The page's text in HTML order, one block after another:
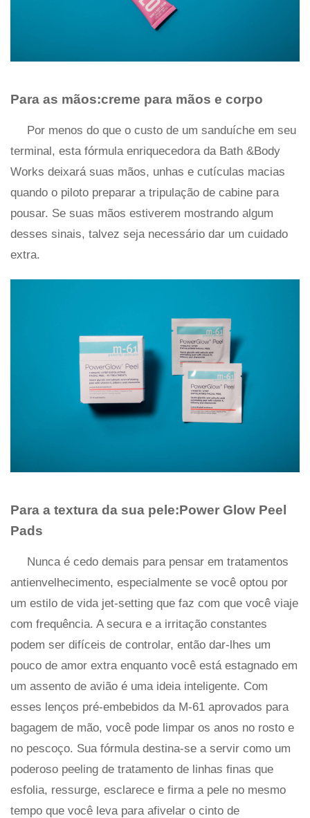
Para as mãos:creme para mãos e corpo
Por menos do que o custo de um sanduíche em seu
terminal, esta fórmula enriquecedora da Bath &Body
Works deixará suas mãos, unhas e cutículas macias
quando o piloto preparar a tripulação de cabine para
pousar. Se suas mãos estiverem mostrando algum
desses sinais, talvez seja necessário dar um cuidado
extra.
Para a textura da sua pele:Power Glow Peel
Pads
Nunca é cedo demais para pensar em tratamentos
antienvelhecimento, especialmente se você optou por
um estilo de vida jet-setting que faz com que você viaje
com frequência. A secura e a irritação constantes
podem ser difíceis de controlar, então dar-lhes um
pouco de amor extra enquanto você está estagnado em
um assento de avião é uma ideia inteligente. Com
esses lenços pré-embebidos da M-61 aprovados para
bagagem de mão, você pode limpar os anos no rosto e
no pescoço. Sua fórmula destina-se a servir como um
poderoso peeling de tratamento de linhas finas que
esfolia, ressurge, esclarece e firma a pele no mesmo
tempo que você leva para afivelar o cinto de